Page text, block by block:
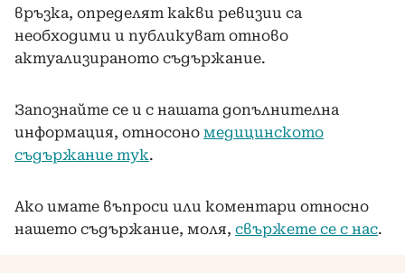
връзка, определят какви ревизии са
необходими и публикуват отново
актуализираното съдържание.
Запознайте се и с нашата допълнителна
информация, относоно медицинското
съдържание тук.
Ако имате въпроси или коментари относно
нашето съдържание, моля, свържете се с нас.